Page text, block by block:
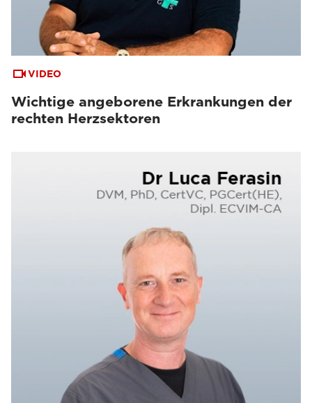
VIDEO
Wichtige angeborene Erkrankungen der
rechten Herzsektoren